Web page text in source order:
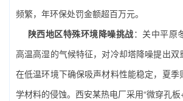
频繁，年环保处罚金额超百万元。
陕西地区特殊环境降噪挑战：关中平原
高温高湿的气候特征，对冷却塔降噪提出双
在低温环境下确保吸声材料性能稳定，夏季
学材料的侵蚀。西安某热电厂采用“微穿孔